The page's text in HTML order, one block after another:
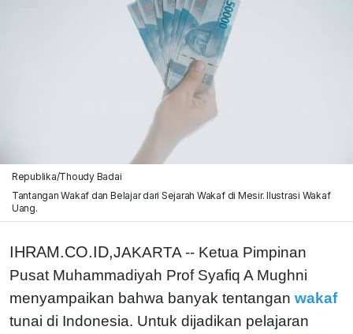
Republika/Thoudy Badai
Tantangan Wakaf dan Belajar dari Sejarah Wakaf di Mesir. Ilustrasi Wakaf
Uang.
IHRAM.CO.ID,JAKARTA -- Ketua Pimpinan
Pusat Muhammadiyah Prof Syafiq A Mughni
menyampaikan bahwa banyak tentangan wakaf
tunai di Indonesia. Untuk dijadikan pelajaran